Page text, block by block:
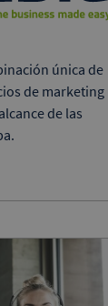
única de
de marketing
de las